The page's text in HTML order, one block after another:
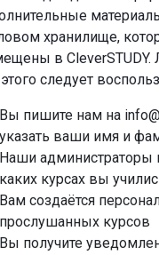
хранилище,
в
следует
Вы пишите нам на
указать ваши имя и
Наши администраторы
каких курсах вы
Вам создаётся
прослушанных курсов
Вы получите